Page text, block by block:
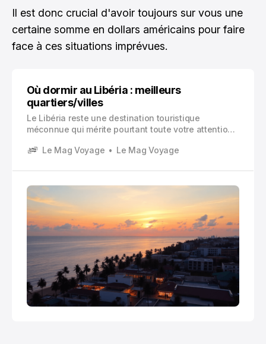
Il est donc crucial d'avoir toujours sur vous une
certaine somme en dollars américains pour faire
face à ces situations imprévues.
Où dormir au Libéria : meilleurs
quartiers/villes
Le Libéria reste une destination touristique
méconnue qui mérite pourtant toute votre attention.
expérience authentique loin des circuits touristiques
Le Mag Voyage Le Mag Voyage